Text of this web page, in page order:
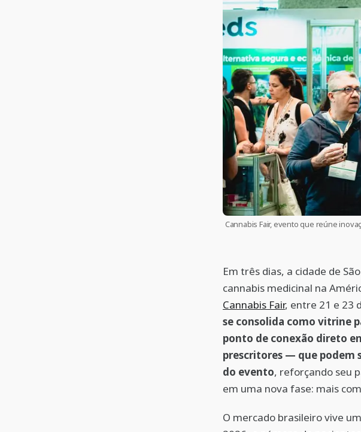
Cannabis Fair, evento que reúne
Em três dias, a cidade de
cannabis medicinal na
Cannabis Fair, entre 21 e 23
se consolida como vitrine
ponto de conexão direto
prescritores — que podem
do evento, reforçando seu
em uma nova fase: mais
O mercado brasileiro vive